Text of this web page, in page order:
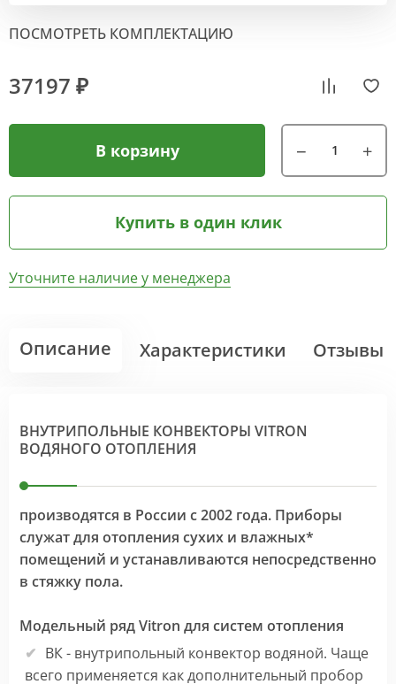
ПОСМОТРЕТЬ КОМПЛЕКТАЦИЮ
37197 ₽
В корзину
Купить в один клик
Уточните наличие у менеджера
Описание Характеристики Отзывы
ВНУТРИПОЛЬНЫЕ КОНВЕКТОРЫ VITRON
ВОДЯНОГО ОТОПЛЕНИЯ
производятся в России с 2002 года. Приборы
служат для отопления сухих и влажных*
помещений и устанавливаются непосредственно
в стяжку пола.
Модельный ряд Vitron для систем отопления
ВК - внутрипольный конвектор водяной. Чаще
всего применяется как дополнительный пробор